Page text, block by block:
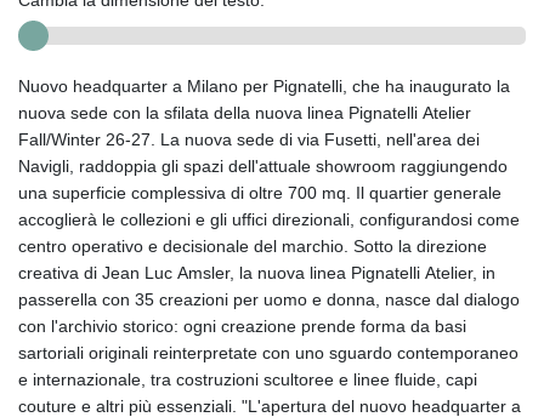
Nuovo headquarter a Milano per Pignatelli, che ha inaugurato la
nuova sede con la sfilata della nuova linea Pignatelli Atelier
Fall/Winter 26-27. La nuova sede di via Fusetti, nell'area dei
Navigli, raddoppia gli spazi dell'attuale showroom raggiungendo
una superficie complessiva di oltre 700 mq. Il quartier generale
accoglierà le collezioni e gli uffici direzionali, configurandosi come
centro operativo e decisionale del marchio. Sotto la direzione
creativa di Jean Luc Amsler, la nuova linea Pignatelli Atelier, in
passerella con 35 creazioni per uomo e donna, nasce dal dialogo
con l'archivio storico: ogni creazione prende forma da basi
sartoriali originali reinterpretate con uno sguardo contemporaneo
e internazionale, tra costruzioni scultoree e linee fluide, capi
couture e altri più essenziali. "L'apertura del nuovo headquarter a